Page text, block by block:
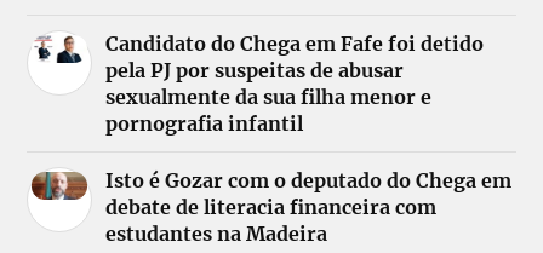
Candidato do Chega em Fafe foi detido
pela PJ por suspeitas de abusar
sexualmente da sua filha menor e
pornografia infantil
Isto é Gozar com o deputado do Chega em
debate de literacia financeira com
estudantes na Madeira